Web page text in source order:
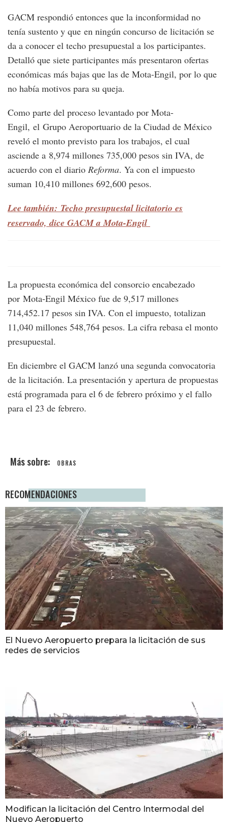
GACM respondió entonces que la inconformidad no
tenía sustento y que en ningún concurso de licitación se
da a conocer el techo presupuestal a los participantes.
Detalló que siete participantes más presentaron ofertas
económicas más bajas que las de Mota-Engil, por lo que
no había motivos para su queja.
Como parte del proceso levantado por Mota-
Engil, el Grupo Aeroportuario de la Ciudad de México
reveló el monto previsto para los trabajos, el cual
asciende a 8,974 millones 735,000 pesos sin IVA, de
acuerdo con el diario Reforma. Ya con el impuesto
suman 10,410 millones 692,600 pesos.
Lee también: Techo presupuestal licitatorio es
reservado, dice GACM a Mota-Engil
La propuesta económica del consorcio encabezado
por Mota-Engil México fue de 9,517 millones
714,452.17 pesos sin IVA. Con el impuesto, totalizan
11,040 millones 548,764 pesos. La cifra rebasa el monto
presupuestal.
En diciembre el GACM lanzó una segunda convocatoria
de la licitación. La presentación y apertura de propuestas
está programada para el 6 de febrero próximo y el fallo
para el 23 de febrero.
OBRAS
RECOMENDACIONES
El Nuevo Aeropuerto prepara la licitación de sus
redes de servicios
Modifican la licitación del Centro Intermodal del
Nuevo Aeropuerto